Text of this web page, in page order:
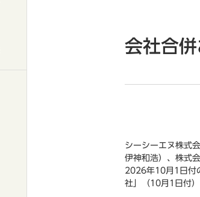
会社合
シーシーエヌ株式
伊神和浩）、株式
2026年10月1日付
社」（10月1日付）